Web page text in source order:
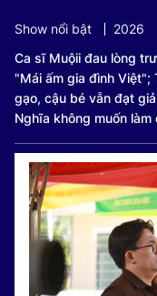
Show nổi bật
2026
Ca sĩ Muộii đau lòng
"Mái ấm gia đình Việt";
gạo, cậu bé vẫn đạt
Nghĩa không muốn